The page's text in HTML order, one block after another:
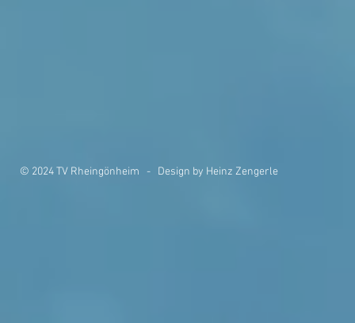
© 2024 TV Rheingönheim - Design by Heinz Zengerle